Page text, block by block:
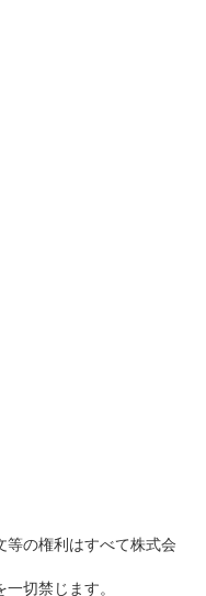
等の権利はすべて株式会
切禁じます。